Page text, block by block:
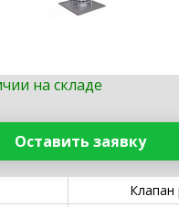
на складе
Оставить заявку
Клапан